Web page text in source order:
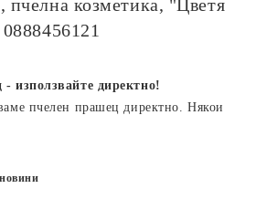
пчелна козметика, "Цветя
използвайте директно!
пчелен прашец директно. Някои